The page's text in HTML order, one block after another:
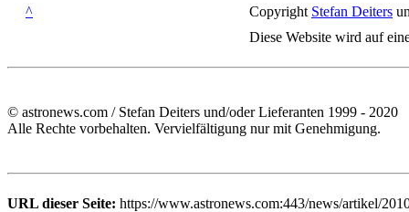
^ Copyright Stefan Deiters
Diese Website wird auf
© astronews.com / Stefan Deiters und/oder Lieferanten 1999 - 2020
Alle Rechte vorbehalten. Vervielfältigung nur mit Genehmigung.
URL dieser Seite: https://www.astronews.com:443/news/artikel/